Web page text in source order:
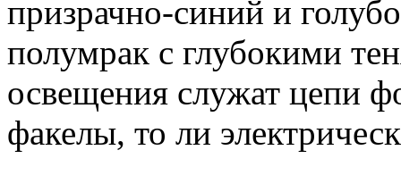
призрачно-синий и
полумрак с глубокими
освещения служат цепи
факелы, то ли